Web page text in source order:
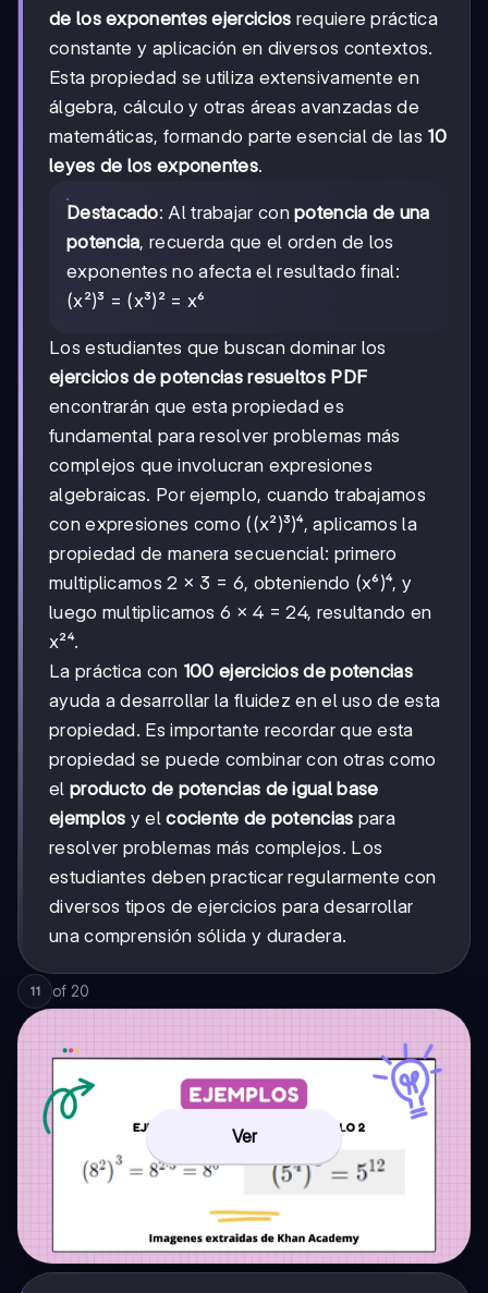
de los exponentes ejercicios requiere práctica
constante y aplicación en diversos contextos.
Esta propiedad se utiliza extensivamente en
álgebra, cálculo y otras áreas avanzadas de
matemáticas, formando parte esencial de las 10
leyes de los exponentes.
Destacado: Al trabajar conpotencia de una
potencia, recuerda que el orden de los
exponentes no afecta el resultado final:
(x²)³ = (x³)² = x⁶
Los estudiantes que buscan dominar los
ejercicios de potencias resueltos PDF
encontrarán que esta propiedad es
fundamental para resolver problemas más
complejos que involucran expresiones
algebraicas. Por ejemplo, cuando trabajamos
con expresiones como ((x²)³)⁴, aplicamos la
propiedad de manera secuencial: primero
multiplicamos 2 × 3 = 6, obteniendo (x⁶)⁴, y
luego multiplicamos 6 × 4 = 24, resultando en
x²⁴.
La práctica con 100 ejercicios de potencias
ayuda a desarrollar la fluidez en el uso de esta
propiedad. Es importante recordar que esta
propiedad se puede combinar con otras como
el producto de potencias de igual base
ejemplos y elcociente de potencias para
resolver problemas más complejos. Los
estudiantes deben practicar regularmente con
diversos tipos de ejercicios para desarrollar
una comprensión sólida y duradera.
11 of 20
Ver